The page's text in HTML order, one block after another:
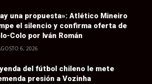
una propuesta»: Atlético Mineiro
el silencio y confirma oferta de
Colo por Iván Román
6, 2026
del fútbol chileno le mete
presión a Vozinha